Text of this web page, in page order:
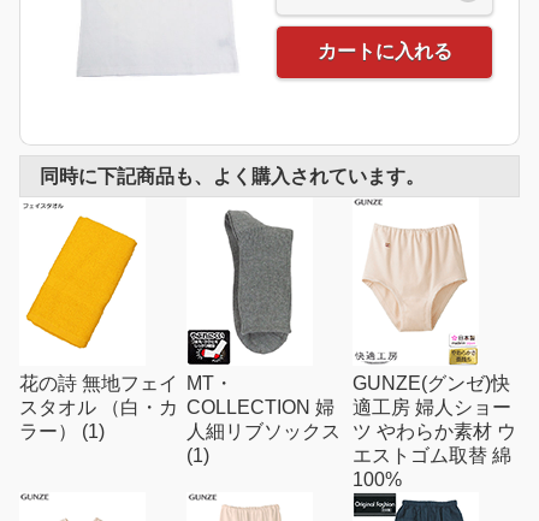
カートに入れる
同時に下記商品も、よく購入されています。
花の詩 無地フェイ
スタオル （白・カ
ラー） (1)
MT・
COLLECTION 婦
人細リブソックス
(1)
GUNZE(グンゼ)快
適工房 婦人ショー
ツ やわらか素材 ウ
エストゴム取替 綿
100%